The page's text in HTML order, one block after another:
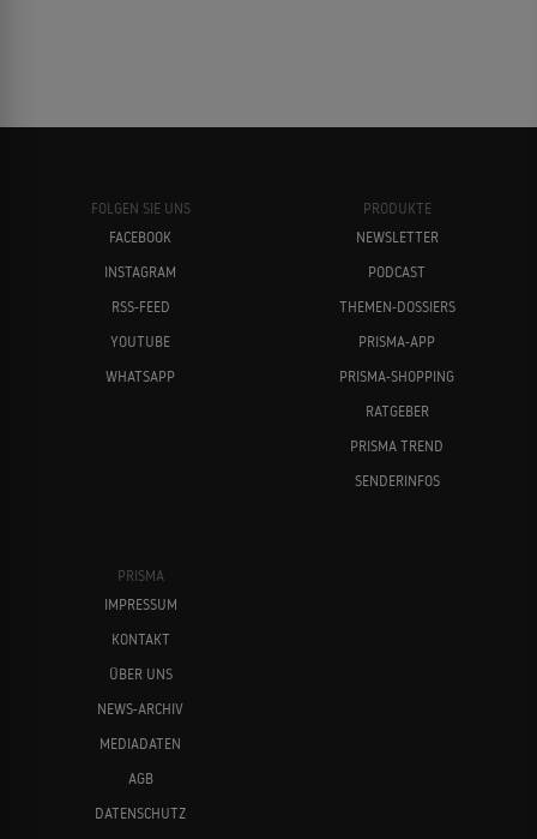
FOLGEN SIE UNS
FACEBOOK
INSTAGRAM
RSS-FEED
YOUTUBE
WHATSAPP
PRODUKTE
NEWSLETTER
PODCAST
THEMEN-DOSSIERS
PRISMA-APP
PRISMA-SHOPPING
RATGEBER
PRISMA TREND
SENDERINFOS
PRISMA
IMPRESSUM
KONTAKT
ÜBER UNS
NEWS-ARCHIV
MEDIADATEN
AGB
DATENSCHUTZ